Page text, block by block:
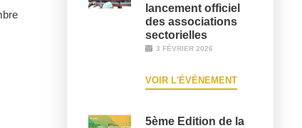
lancement officiel
des associations
sectorielles
3 FÉVRIER 2026
VOIR L'ÉVÈNEMENT
5ème Edition de la